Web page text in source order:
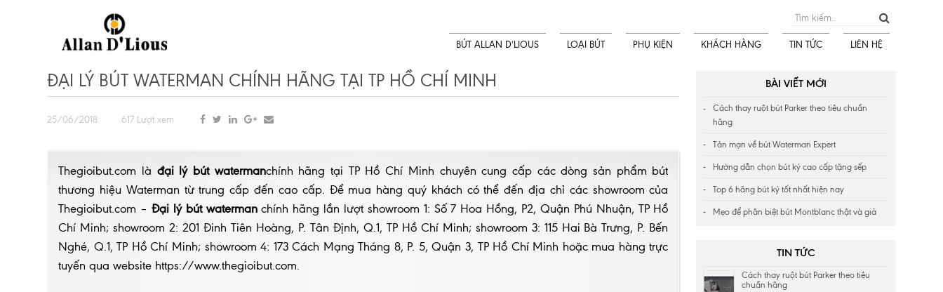
BÚT ALLAN D’LIOUS LOẠI BÚT PHỤ KIỆN KHÁCH HÀNG TIN TỨC LIÊN HỆ
ĐẠI LÝ BÚT WATERMAN CHÍNH HÃNG TẠI TP HỒ CHÍ MINH
25/06/2018 617 Lượt xem
Thegioibut.com là đại lý bút watermanchính hãng tại TP Hồ Chí Minh chuyên cung cấp các dòng sản phẩm bút
thương hiệu Waterman từ trung cấp đến cao cấp. Để mua hàng quý khách có thể đến địa chỉ các showroom của
Thegioibut.com – Đại lý bút watermanchính hãng lần lượt showroom 1: Số 7 Hoa Hồng, P2, Quận Phú Nhuận, TP Hồ
Chí Minh; showroom 2: 201 Đinh Tiên Hoàng, P. Tân Định, Q.1, TP Hồ Chí Minh; showroom 3: 115 Hai Bà Trưng, P. Bến
Nghé, Q.1, TP Hồ Chí Minh; showroom 4: 173 Cách Mạng Tháng 8, P. 5, Quận 3, TP Hồ Chí Minh hoặc mua hàng trực
tuyến qua website https://www.thegioibut.com.
BÀI VIẾT MỚI
Cách thay ruột bút Parker theo tiêu chuẩn
hãng
Tản mạn về bút Waterman Expert
Hướng dẫn chọn bút ký cao cấp tặng sếp
Top 6 hãng bút ký tốt nhất hiện nay
Mẹo để phân biệt bút Montblanc thật và giả
TIN TỨC
Cách thay ruột bút Parker theo tiêu
chuẩn hãng